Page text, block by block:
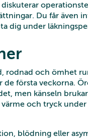
Du får även
dig under
rodnad och ömhet
första veckorna.
men känseln
och tryck
blödning eller